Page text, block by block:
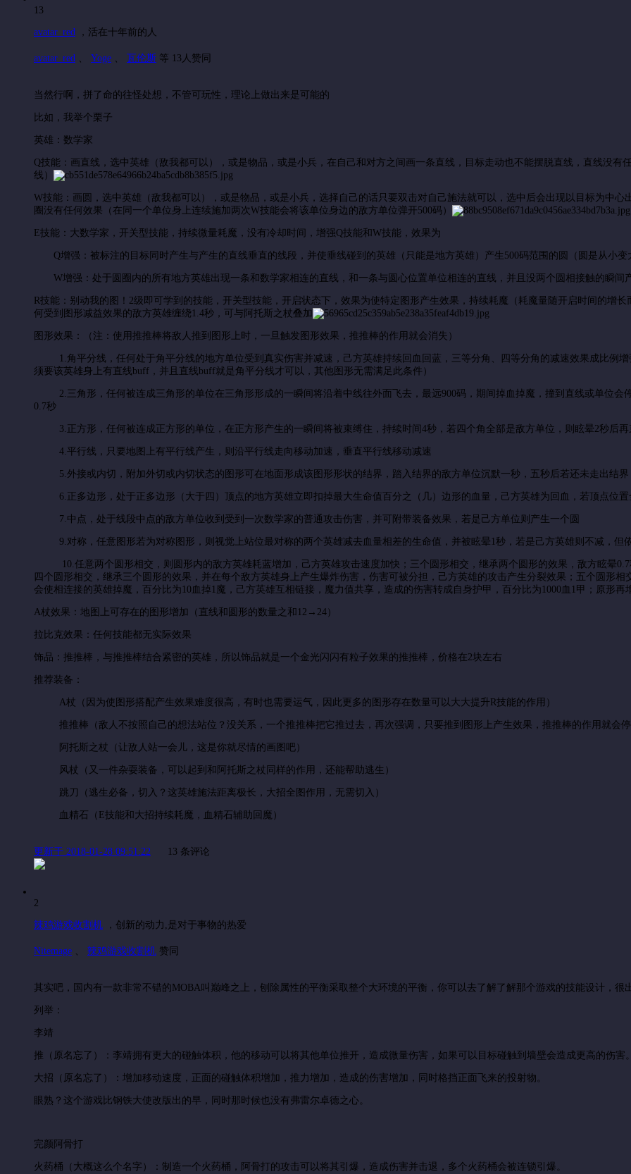
13
avatar_red ， 活在十年前的人
avatar_red Yoge 瓦伦斯 等 13人赞同
当然行啊，拼了命的往怪处想，不管可玩性，理论上做出来是可能的
比如，我举个栗子
英雄：数学家
Q技能：画直线，选中英雄（敌我都可以），或是物品，或是小兵，在自己和对方之间画一条直线，目标走动也不能摆脱直线，直线没
线）
W技能：画圆，选中英雄（敌我都可以），或是物品，或是小兵，选择自己的话只要双击对自己施法就可以，选中后会出现以目标为中
圈没有任何效果（在同一个单位身上连续施加两次W技能会将该单位身边的敌方单位弹开500码）
E技能：大数学家，开关型技能，持续微量耗魔，没有冷却时间，增强Q技能和W技能，效果为
Q增强：被标注的目标同时产生与产生的直线垂直的线段，并使垂线碰到的英雄（只能是地方英雄）产生500码范围的圆（圆是从小变
W增强：处于圆圈内的所有地方英雄出现一条和数学家相连的直线，和一条与圆心位置单位相连的直线，并且没两个圆相接触的瞬间
R技能：别动我的图！2级即可学到的技能，开关型技能，开启状态下，效果为使特定图形产生效果，持续耗魔（耗魔量随开启时间的增
何受到图形减益效果的敌方英雄缠绕1.4秒，可与阿托斯之杖叠加
图形效果：（注：使用推推棒将敌人推到图形上时，一旦触发图形效果，推推棒的作用就会消失）
1.角平分线，任何处于角平分线的地方单位受到真实伤害并减速，己方英雄持续回血回蓝，三等分角、四等分角的减速效果成比例增
须要该英雄身上有直线buff，并且直线buff就是角平分线才可以，其他图形无需满足此条件）
2.三角形，任何被连成三角形的单位在三角形形成的一瞬间将沿着中线往外面飞去，最远900码，期间掉血掉魔，撞到直线或单位会
0.7秒
3.正方形，任何被连成正方形的单位，在正方形产生的一瞬间将被束缚住，持续时间4秒，若四个角全部是敌方单位，则眩晕2秒后再
4.平行线，只要地图上有平行线产生，则沿平行线走向移动加速，垂直平行线移动减速
5.外接或内切，附加外切或内切状态的图形可在地面形成该图形形状的结界，踏入结界的敌方单位沉默一秒，五秒后若还未走出结界
6.正多边形，处于正多边形（大于四）顶点的地方英雄立即扣掉最大生命值百分之（几）边形的血量，己方英雄为回血，若顶点位置
7.中点，处于线段中点的敌方单位收到受到一次数学家的普通攻击伤害，并可附带装备效果，若是己方单位则产生一个圆
9.对称，任意图形若为对称图形，则视觉上站位最对称的两个英雄减去血量相差的生命值，并被眩晕1秒，若是己方英雄则不减，但
10.任意两个圆形相交，则圆形内的敌方英雄耗蓝增加，己方英雄攻击速度加快；三个圆形相交，继承两个圆形的效果，敌方眩晕
四个圆形相交，继承三个圆形的效果，并在每个敌方英雄身上产生爆炸伤害，伤害可被分担，己方英雄的攻击产生分裂效果；五个圆形
会使相连接的英雄掉魔，百分比为10血掉1魔，己方英雄互相链接，魔力值共享，造成的伤害转成自身护甲，百分比为1000血1甲；原形再
A杖效果：地图上可存在的图形增加（直线和圆形的数量之和12→24）
拉比克效果：任何技能都无实际效果
饰品：推推棒，与推推棒结合紧密的英雄，所以饰品就是一个金光闪闪有粒子效果的推推棒，价格在2块左右
推荐装备：
A杖（因为使图形搭配产生效果难度很高，有时也需要运气，因此更多的图形存在数量可以大大提升R技能的作用）
推推棒（敌人不按照自己的想法站位？没关系，一个推推棒把它推过去，再次强调，只要推到图形上产生效果，推推棒的作用就会
阿托斯之杖（让敌人站一会儿，这是你就尽情的画图吧）
风杖（又一件杂耍装备，可以起到和阿托斯之杖同样的作用，还能帮助逃生）
跳刀（逃生必备，切入？这英雄施法距离极长，大招全图作用，无需切入）
血精石（E技能和大招持续耗魔，血精石辅助回魔）
更新于 2018-01-28 09:51:22 13 条评论
2
辣鸡游戏收割机 ， 创新的动力,是对于事物的热爱
Nitemage 辣鸡游戏收割机 赞同
其实吧，国内有一款非常不错的MOBA叫巅峰之上，刨除属性的平衡采取整个大环境的平衡，你可以去了解了解那个游戏的技能设计，很
列举：
李靖
推（原名忘了）：李靖拥有更大的碰触体积，他的移动可以将其他单位推开，造成微量伤害，如果可以目标碰触到墙壁会造成更高的伤害
大招（原名忘了）：增加移动速度，正面的碰触体积增加，推力增加，造成的伤害增加，同时格挡正面飞来的投射物。
眼熟？这个游戏比钢铁大使改版出的早，同时那时候也没有弗雷尔卓德之心。
完颜阿骨打
火药桶（大概这么个名字）：制造一个火药桶，阿骨打的攻击可以将其引爆，造成伤害并击退，多个火药桶会被连锁引爆。